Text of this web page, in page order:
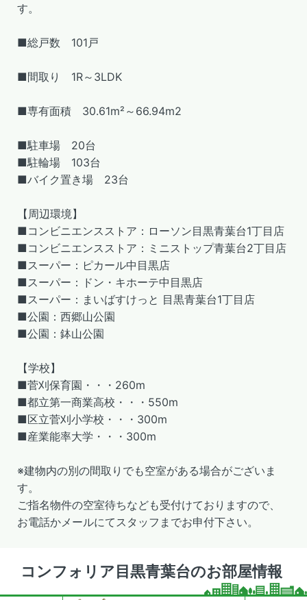
す。
■総戸数 101戸
■間取り 1R～3LDK
■専有面積 30.61m²～66.94m2
■駐車場 20台
■駐輪場 103台
■バイク置き場 23台
【周辺環境】
■コンビニエンスストア：ローソン目黒青葉台1丁目店
■コンビニエンスストア：ミニストップ青葉台2丁目店
■スーパー：ピカール中目黒店
■スーパー：ドン・キホーテ中目黒店
■スーパー：まいばすけっと 目黒青葉台1丁目店
■公園：西郷山公園
■公園：鉢山公園
【学校】
■菅刈保育園・・・260m
■都立第一商業高校・・・550m
■区立菅刈小学校・・・300m
■産業能率大学・・・300m
※建物内の別の間取りでも空室がある場合がございま
す。
ご指名物件の空室待ちなども受付けておりますので、
お電話かメールにてスタッフまでお申付下さい。
コンフォリア目黒青葉台のお部屋情報